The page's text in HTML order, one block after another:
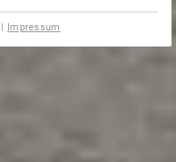
| Impressum